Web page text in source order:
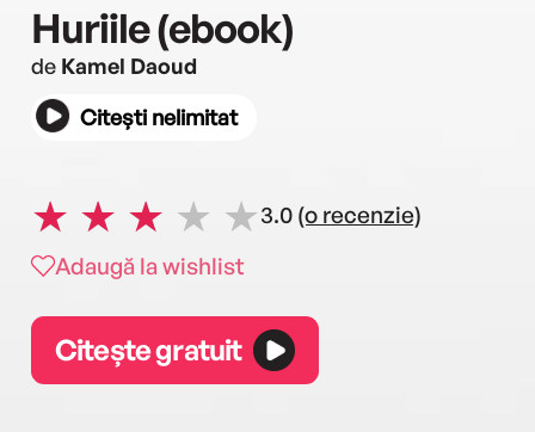
Huriile (ebook)
de Kamel Daoud
Citești nelimitat
3.0 (o recenzie)
Adaugă la wishlist
Citește gratuit